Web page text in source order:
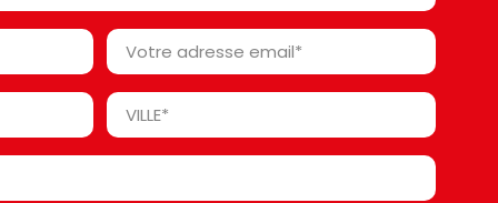
Votre
adresse
email
Ville
*